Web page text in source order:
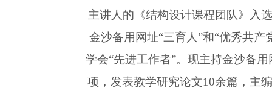
主讲人的《结构设计课程团队》入
金沙备用网址“三育人”和“优秀共产
学会“先进工作者”。现主持金沙备
项，发表教学研究论文10余篇，主